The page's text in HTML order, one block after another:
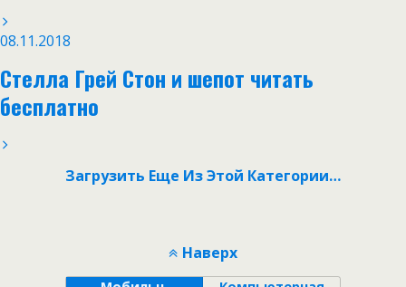
08.11.2018
Стелла Грей Стон и шепот читать
бесплатно
Загрузить Еще Из Этой Категории…
Наверх